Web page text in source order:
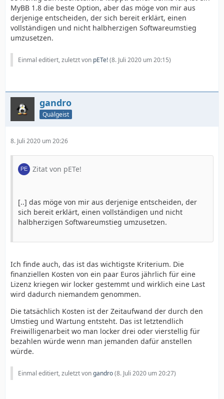
MyBB 1.8 die beste Option, aber das möge von mir aus
derjenige entscheiden, der sich bereit erklärt, einen
vollständigen und nicht halbherzigen Softwareumstieg
umzusetzen.
Einmal editiert, zuletzt von pETe!(8. Juli 2020 um 20:15)
gandro
Quälgeist
8. Juli 2020 um 20:26
Zitat von pETe!
[..] das möge von mir aus derjenige entscheiden, der
sich bereit erklärt, einen vollständigen und nicht
halbherzigen Softwareumstieg umzusetzen.
Ich finde auch, das ist das wichtigste Kriterium. Die
finanziellen Kosten von ein paar Euros jährlich für eine
Lizenz kriegen wir locker gestemmt und wirklich eine Last
wird dadurch niemandem genommen.
Die tatsächlich Kosten ist der Zeitaufwand der durch den
Umstieg und Wartung entsteht. Das ist letztendlich
Freiwilligenarbeit wo man locker drei oder vierstellig für
bezahlen würde wenn man jemanden dafür anstellen
würde.
Einmal editiert, zuletzt vongandro(8. Juli 2020 um 20:27)